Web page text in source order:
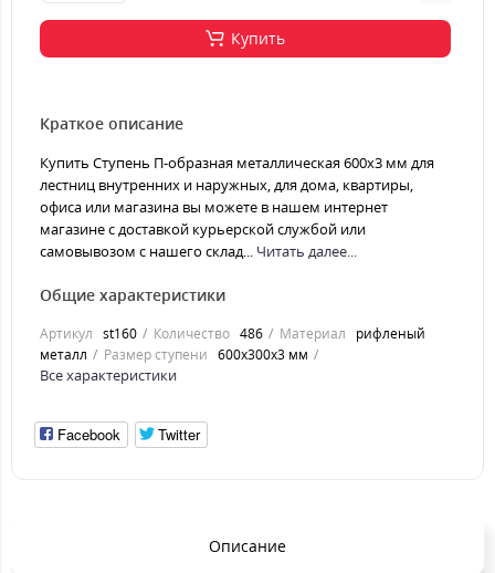
Купить
Краткое описание
Купить Ступень П-образная металлическая 600x3 мм для
лестниц внутренних и наружных, для дома, квартиры,
офиса или магазина вы можете в нашем интернет
магазине с доставкой курьерской службой или
самовывозом с нашего склад... Читать далее...
Общие характеристики
Артикул st160 Количество 486 Материал
рифленый
металл
Размер ступени 600x300x3 мм
Все характеристики
Facebook Twitter
Описание